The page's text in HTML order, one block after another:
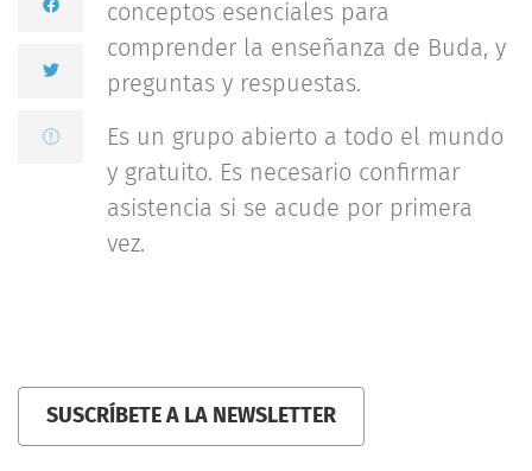
conceptos esenciales para
comprender la enseñanza de Buda, y
preguntas y respuestas.
Es un grupo abierto a todo el mundo
y gratuito. Es necesario confirmar
asistencia si se acude por primera
vez.
SUSCRÍBETE A LA NEWSLETTER